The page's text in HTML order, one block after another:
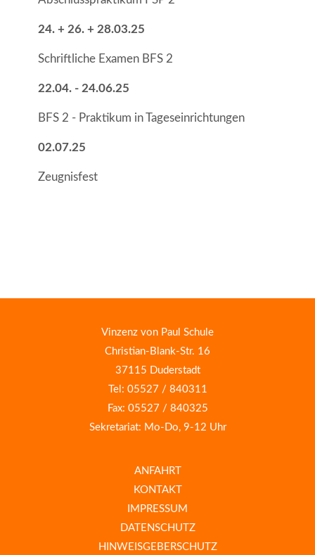
24. + 26. + 28.03.25
Schriftliche Examen BFS 2
22.04. - 24.06.25
BFS 2 - Praktikum in Tageseinrichtungen
02.07.25
Zeugnisfest
Vinzenz von Paul Schule
Christian-Blank-Str. 16
37115 Duderstadt
Tel: 05527 / 840311
Fax: 05527 / 840325
Sekretariat: Mo-Do, 9-12 Uhr
ANFAHRT
KONTAKT
IMPRESSUM
DATENSCHUTZ
HINWEISGEBERSCHUTZ